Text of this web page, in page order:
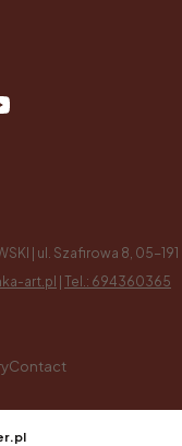
| ul. Szafirowa 8, 05-191
art.pl | Tel.: 694360365
Contact